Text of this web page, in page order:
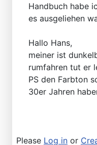
Handbuch habe
es ausgeliehen
Hallo Hans,
meiner ist
rumfahren tut er
PS den Farbton
30er Jahren
Please Log in or